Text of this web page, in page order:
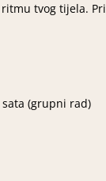
tvog tijela.
sata (grupni rad)